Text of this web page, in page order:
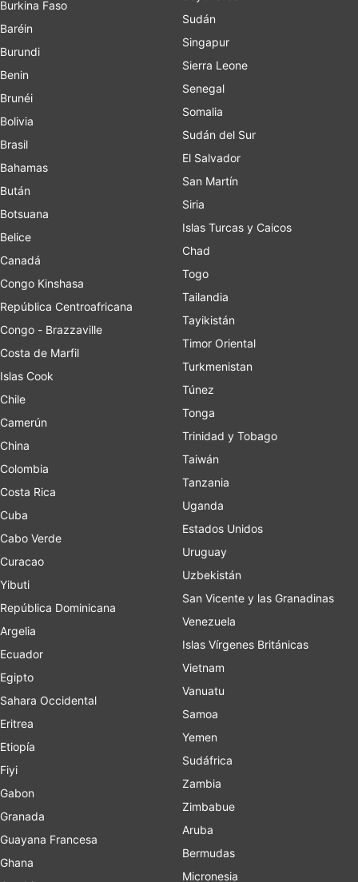
Burkina Faso
Baréin
Burundi
Benin
Brunéi
Bolivia
Brasil
Bahamas
Bután
Botsuana
Belice
Canadá
Congo Kinshasa
República Centroafricana
Congo - Brazzaville
Costa de Marfil
Islas Cook
Chile
Camerún
China
Colombia
Costa Rica
Cuba
Cabo Verde
Curacao
Yibuti
República Dominicana
Argelia
Ecuador
Egipto
Sahara Occidental
Eritrea
Etiopía
Fiyi
Gabon
Granada
Guayana Francesa
Ghana
Sudán
Singapur
Sierra Leone
Senegal
Somalia
Sudán del Sur
El Salvador
San Martín
Siria
Islas Turcas y Caicos
Chad
Togo
Tailandia
Tayikistán
Timor Oriental
Turkmenistan
Túnez
Tonga
Trinidad y Tobago
Taiwán
Tanzania
Uganda
Estados Unidos
Uruguay
Uzbekistán
San Vicente y las Granadinas
Venezuela
Islas Vírgenes Británicas
Vietnam
Vanuatu
Samoa
Yemen
Sudáfrica
Zambia
Zimbabue
Aruba
Bermudas
Micronesia